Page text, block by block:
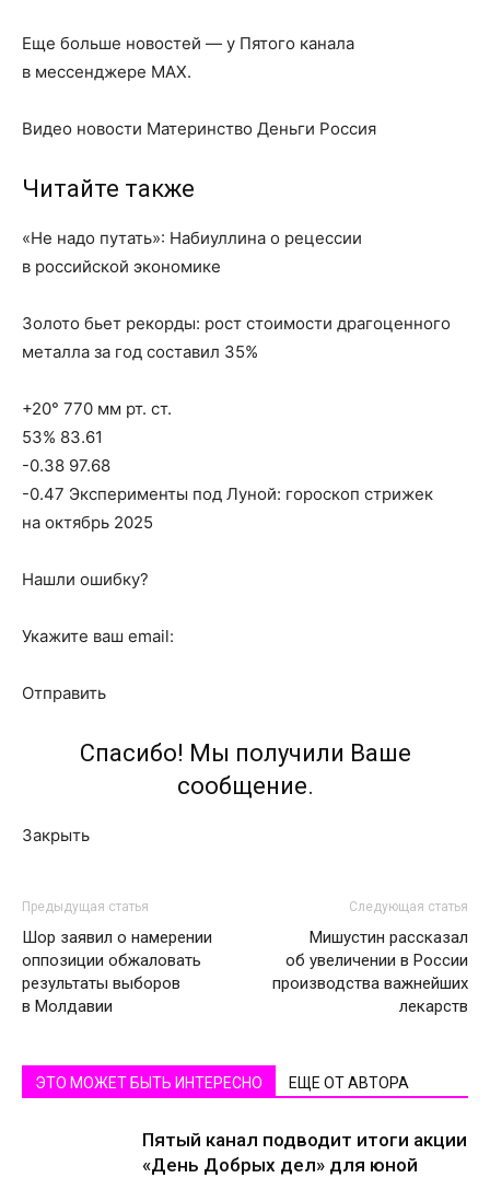
Еще больше новостей — у Пятого канала
в мессенджере MAX.
Видео новости Материнство Деньги Россия
Читайте также
«Не надо путать»: Набиуллина о рецессии
в российской экономике
Золото бьет рекорды: рост стоимости драгоценного
металла за год составил 35%
+20° 770 мм рт. ст.
53% 83.61
-0.38 97.68
-0.47 Эксперименты под Луной: гороскоп стрижек
на октябрь 2025
Нашли ошибку?
Укажите ваш email:
Отправить
Спасибо! Мы получили Ваше
сообщение.
Закрыть
Предыдущая статья
Шор заявил о намерении
оппозиции обжаловать
результаты выборов
в Молдавии
Следующая статья
Мишустин рассказал
об увеличении в России
производства важнейших
лекарств
ЭТО МОЖЕТ БЫТЬ ИНТЕРЕСНО ЕЩЕ ОТ АВТОРА
Пятый канал подводит итоги акции
«День Добрых дел» для юной